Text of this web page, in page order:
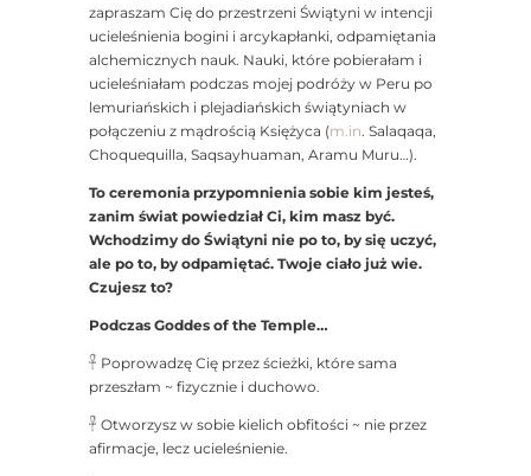
zapraszam Cię do przestrzeni Świątyni w intencji
ucieleśnienia bogini i arcykapłanki, odpamiętania
alchemicznych nauk. Nauki, które pobierałam i
ucieleśniałam podczas mojej podróży w Peru po
lemuriańskich i plejadiańskich świątyniach w
połączeniu z mądrością Księżyca (m.in. Salaqaqa,
Choquequilla, Saqsayhuaman, Aramu Muru…).
To ceremonia przypomnienia sobie kim jesteś,
zanim świat powiedział Ci, kim masz być.
Wchodzimy do Świątyni nie po to, by się uczyć,
ale po to, by odpamiętać. Twoje ciało już wie.
Czujesz to?
Podczas Goddes of the Temple…
𓋹 Poprowadzę Cię przez ścieżki, które sama
przeszłam ~ fizycznie i duchowo.
𓋹 Otworzysz w sobie kielich obfitości ~ nie przez
afirmacje, lecz ucieleśnienie.